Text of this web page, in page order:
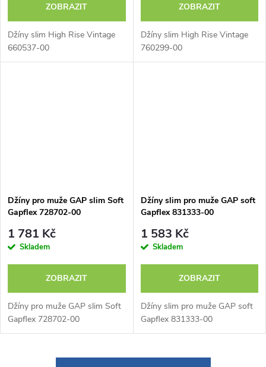
ZOBRAZIT
Džíny slim High Rise Vintage
660537-00
ZOBRAZIT
Džíny slim High Rise Vintage
760299-00
Džíny pro muže GAP slim Soft
Gapflex 728702-00
1 781 Kč
Skladem
ZOBRAZIT
Džíny pro muže GAP slim Soft
Gapflex 728702-00
Džíny slim pro muže GAP soft
Gapflex 831333-00
1 583 Kč
Skladem
ZOBRAZIT
Džíny slim pro muže GAP soft
Gapflex 831333-00